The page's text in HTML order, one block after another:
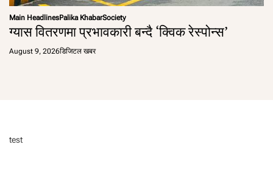
Main HeadlinesPalika KhabarSociety
ग्यास वितरणमा प्रभावकारी बन्दै ‘क्विक रेस्पोन्स’
August 9, 2026डिजिटल खबर
test